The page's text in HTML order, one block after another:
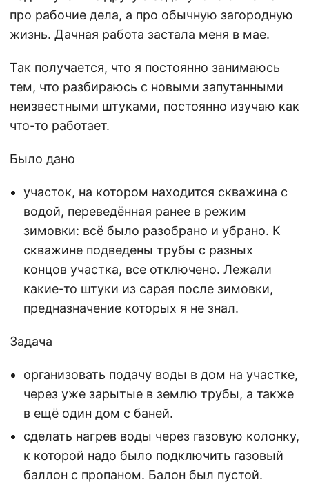
про рабочие дела, а про обычную загородную
жизнь. Дачная работа застала меня в мае.
Так получается, что я постоянно занимаюсь
тем, что разбираюсь с новыми запутанными
неизвестными штуками, постоянно изучаю как
что-то работает.
Было дано
участок, на котором находится скважина с
водой, переведённая ранее в режим
зимовки: всё было разобрано и убрано. К
скважине подведены трубы с разных
концов участка, все отключено. Лежали
какие-то штуки из сарая после зимовки,
предназначение которых я не знал.
Задача
организовать подачу воды в дом на участке,
через уже зарытые в землю трубы, а также
в ещё один дом с баней.
сделать нагрев воды через газовую колонку,
к которой надо было подключить газовый
баллон с пропаном. Балон был пустой.